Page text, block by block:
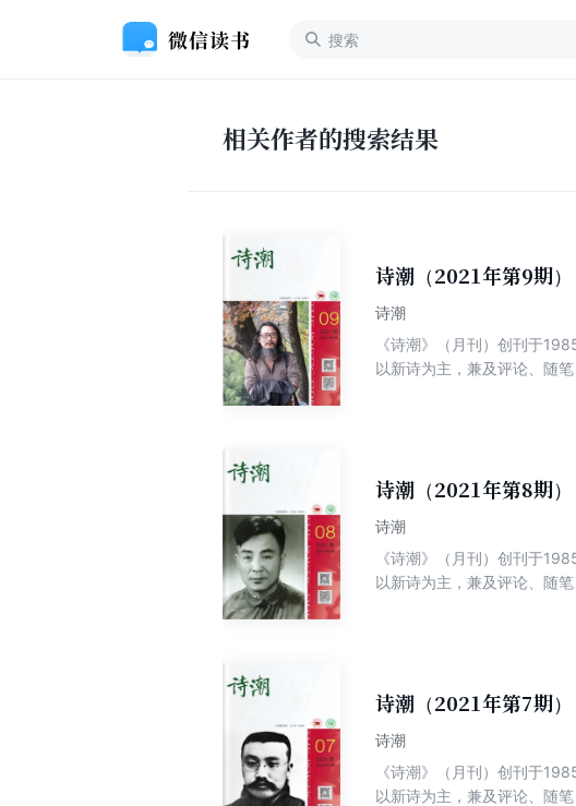
相关作者的搜索结果
诗潮（2021年第9期）
诗潮
《诗潮》（月刊）创刊于
以新诗为主，兼及评论、随
诗潮（2021年第8期）
诗潮
《诗潮》（月刊）创刊于
以新诗为主，兼及评论、随
诗潮（2021年第7期）
诗潮
《诗潮》（月刊）创刊于
以新诗为主，兼及评论、随